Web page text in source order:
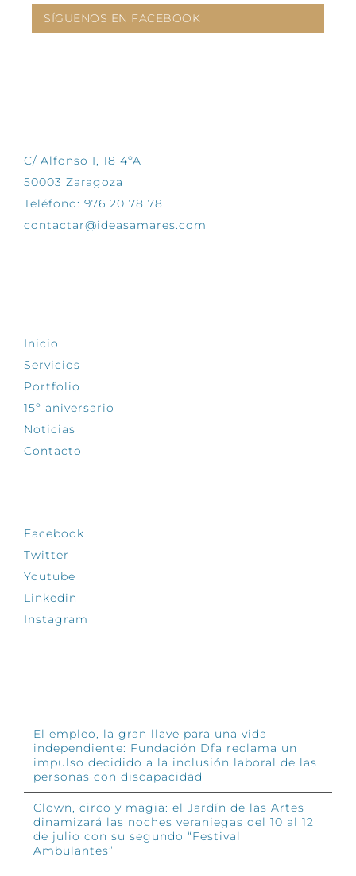
SÍGUENOS EN FACEBOOK
C/ Alfonso I, 18 4ºA
50003 Zaragoza
Teléfono: 976 20 78 78
contactar@ideasamares.com
Inicio
Servicios
Portfolio
15º aniversario
Noticias
Contacto
Facebook
Twitter
Youtube
Linkedin
Instagram
El empleo, la gran llave para una vida
independiente: Fundación Dfa reclama un
impulso decidido a la inclusión laboral de las
personas con discapacidad
Clown, circo y magia: el Jardín de las Artes
dinamizará las noches veraniegas del 10 al 12
de julio con su segundo “Festival
Ambulantes”